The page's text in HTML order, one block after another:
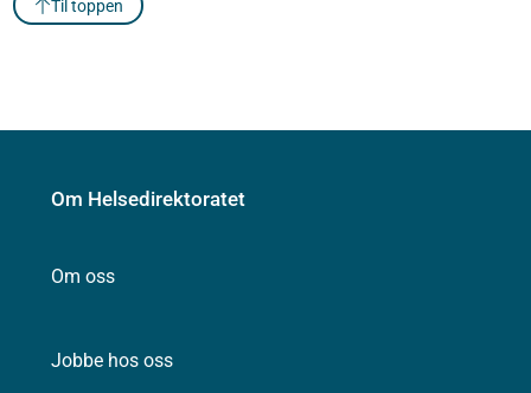
Til toppen
Om Helsedirektoratet
Om oss
Jobbe hos oss